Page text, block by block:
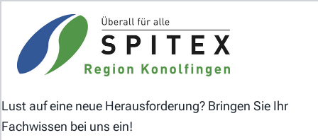
Das Jobportal der Spitex-Organisationen in der
Schweiz.
Lust auf eine neue Herausforderung? Bringen Sie Ihr
Fachwissen bei uns ein!